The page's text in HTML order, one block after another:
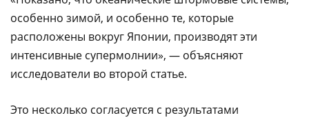
особенно зимой, и особенно те, которые
расположены вокруг Японии, производят эти
интенсивные супермолнии», — объясняют
исследователи во второй статье.
Это несколько согласуется с результатами